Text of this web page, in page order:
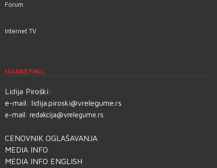
Forum
Internet TV
MARKETING
Lidija Piroški:
e-mail: lidija.piroski@vrelegume.rs
e-mail: redakcija@vrelegume.rs
CENOVNIK OGLAŠAVANJA
MEDIA INFO
MEDIA INFO ENGLISH